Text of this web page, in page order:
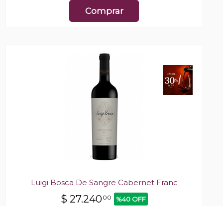
Comprar
Luigi Bosca De Sangre Cabernet Franc
$ 27.24000 %40 OFF